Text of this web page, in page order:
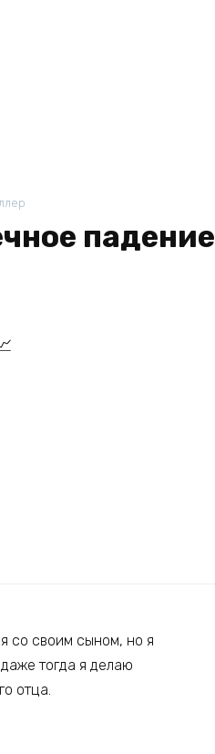
падение
со своим сыном, но я
тогда я делаю
отца.